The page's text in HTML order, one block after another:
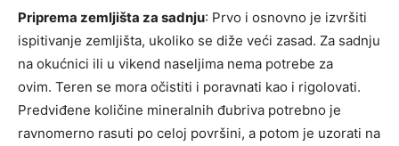
Priprema zemljišta za sadnju: Prvo i osnovno je izvršiti
ispitivanje zemljišta, ukoliko se diže veći zasad. Za sadnju
na okućnici ili u vikend naseljima nema potrebe za
ovim. Teren se mora očistiti i poravnati kao i rigolovati.
Predviđene količine mineralnih đubriva potrebno je
ravnomerno rasuti po celoj površini, a potom je uzorati na